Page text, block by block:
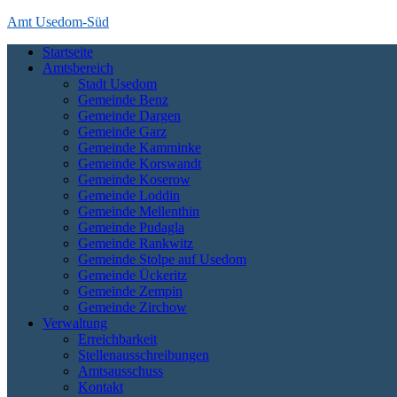
Skip
content
Amt Usedom-Süd
Das Amt Usedom-Süd ist die Verwaltung für einen großen Bereich
die Zecheriner Brücke im Süden der Insel.
Startseite
Amtsbereich
Stadt Usedom
Gemeinde Benz
Gemeinde Dargen
Gemeinde Garz
Gemeinde Kamminke
Gemeinde Korswandt
Gemeinde Koserow
Gemeinde Loddin
Gemeinde Mellenthin
Gemeinde Pudagla
Gemeinde Rankwitz
Gemeinde Stolpe auf Usedom
Gemeinde Ückeritz
Gemeinde Zempin
Gemeinde Zirchow
Verwaltung
Erreichbarkeit
Stellenausschreibungen
Amtsausschuss
Kontakt